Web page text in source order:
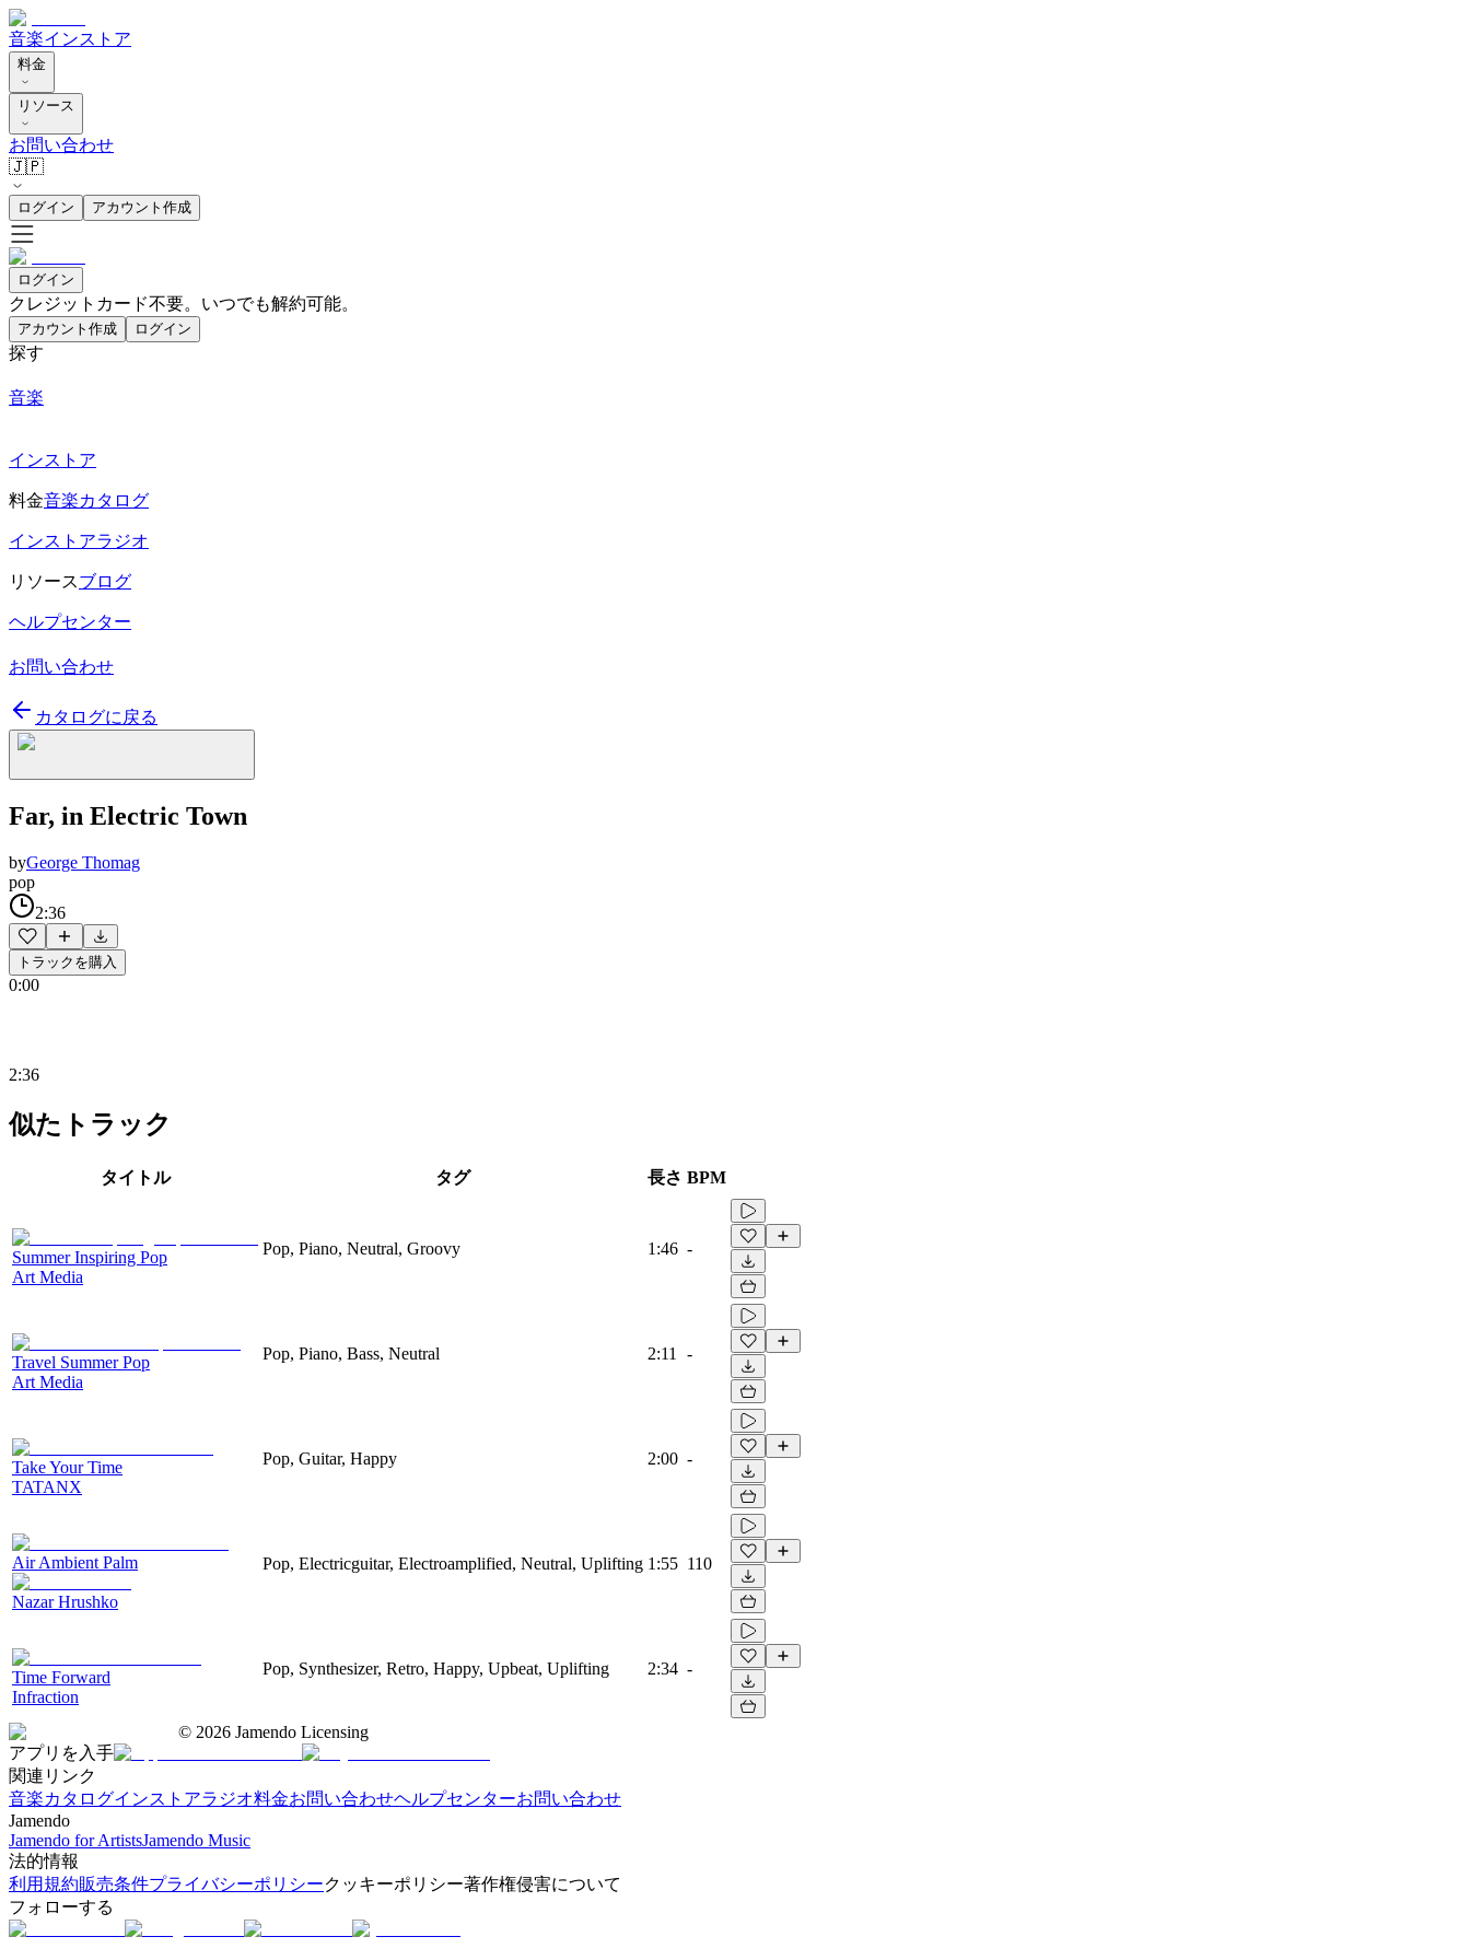
音楽インストア
料金
リソース
お問い合わせ
🇯🇵
ログイン アカウント作成
ログイン
クレジットカード不要。いつでも解約可能。
アカウント作成 ログイン
探す
音楽
インストア
料金音楽カタログ
インストアラジオ
リソースブログ
ヘルプセンター
お問い合わせ
カタログに戻る
Far, in Electric Town
byGeorge Thomag
pop
2:36
トラックを購入
0:00
2:36
似たトラック
タイトル タグ 長さ BPM
Summer Inspiring Pop
Art Media
Pop, Piano, Neutral, Groovy 1:46 -
Travel Summer Pop
Art Media
Pop, Piano, Bass, Neutral 2:11 -
Take Your Time
TATANX
Pop, Guitar, Happy 2:00 -
Air Ambient Palm
Nazar Hrushko
Pop, Electricguitar, Electroamplified, Neutral, Uplifting 1:55 110
Time Forward
Infraction
Pop, Synthesizer, Retro, Happy, Upbeat, Uplifting 2:34 -
© 2026 Jamendo Licensing
アプリを入手
関連リンク
音楽カタログインストアラジオ料金お問い合わせヘルプセンターお問い合わせ
Jamendo
Jamendo for ArtistsJamendo Music
法的情報
利用規約販売条件プライバシーポリシークッキーポリシー著作権侵害について
フォローする